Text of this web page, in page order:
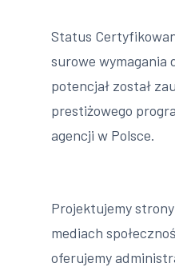
Status
surowe wymagania
potencjał został
prestiżowego
agencji w Polsce.
Projektujemy
mediach
oferujemy